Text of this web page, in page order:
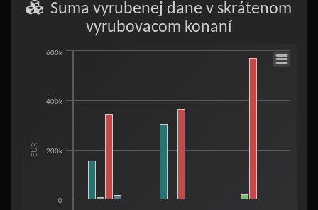
Suma vyrubenej dane v skrátenom
vyrubovacom konaní
Suma vyrubenej dane v skrátenom vyrubovacom konaní
Bar chart with 5 data series.
View as data table, Suma vyrubenej dane v skrátenom vyrubovacom
The chart has 1 Y axis displaying EUR. Range: -200000 to 600000.
EUR
0
200k
400k
600k